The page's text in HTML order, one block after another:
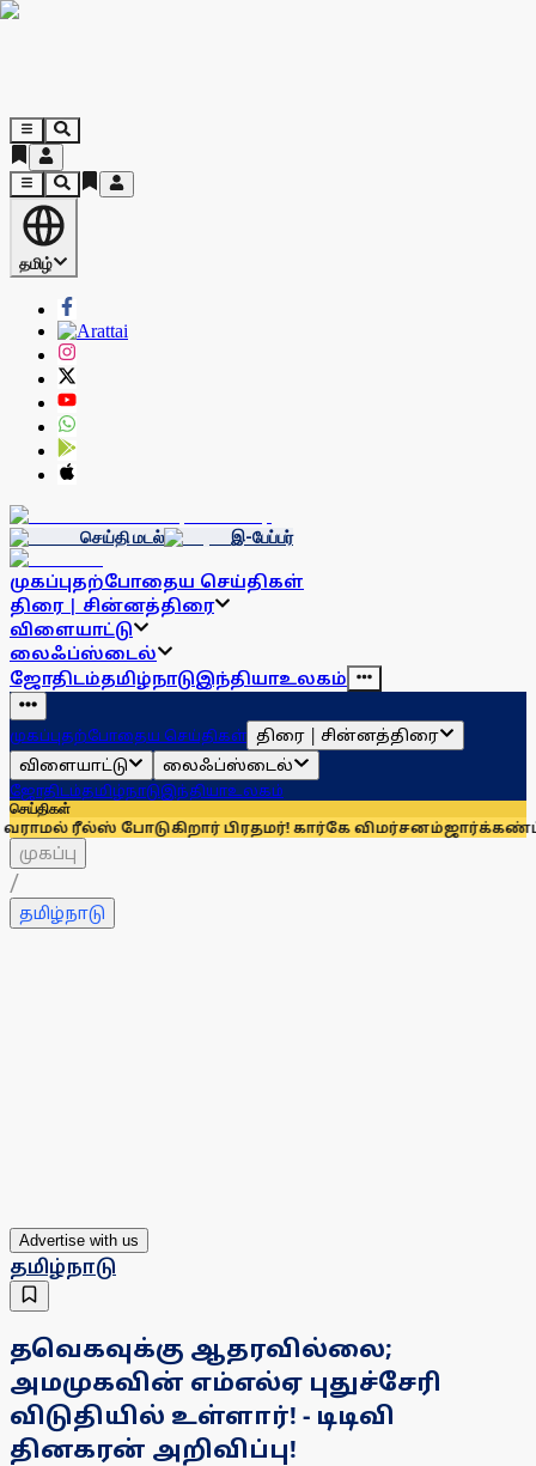
தமிழ்
செய்தி மடல் இ-பேப்பர்
முகப்புதற்போதைய செய்திகள்
திரை | சின்னத்திரை
விளையாட்டு
லைஃப்ஸ்டைல்
ஜோதிடம்தமிழ்நாடுஇந்தியாஉலகம்
முகப்புதற்போதைய செய்திகள் திரை | சின்னத்திரை
விளையாட்டு
லைஃப்ஸ்டைல்
ஜோதிடம்தமிழ்நாடுஇந்தியாஉலகம்
செய்திகள்
போடுகிறார் பிரதமர்! கார்கே விமர்சனம்ஜார்க்கண்ட்டில்
முகப்பு
/
தமிழ்நாடு
Advertise with us
தமிழ்நாடு
தவெகவுக்கு ஆதரவில்லை;
அமமுகவின் எம்எல்ஏ புதுச்சேரி
விடுதியில் உள்ளார்! - டிடிவி
தினகரன் அறிவிப்பு!